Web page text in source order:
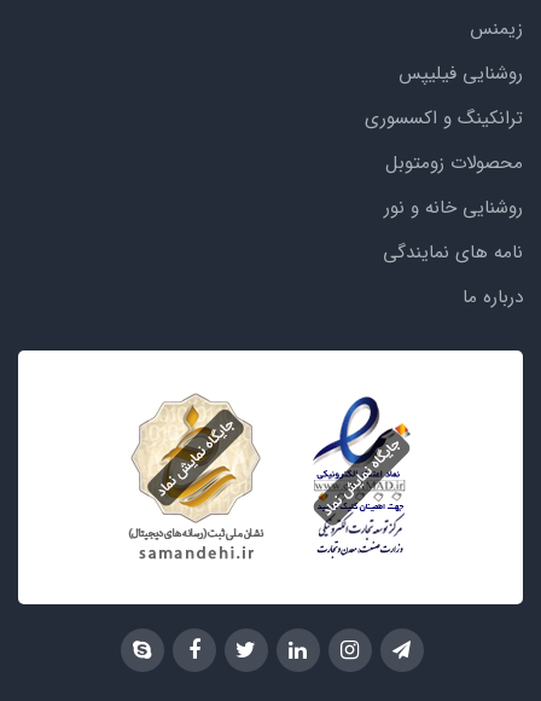
زیمنس
روشنایی فیلیپس
ترانکینگ و اکسسوری
محصولات زومتوبل
روشنایی خانه و نور
نامه های نمایندگی
درباره ما